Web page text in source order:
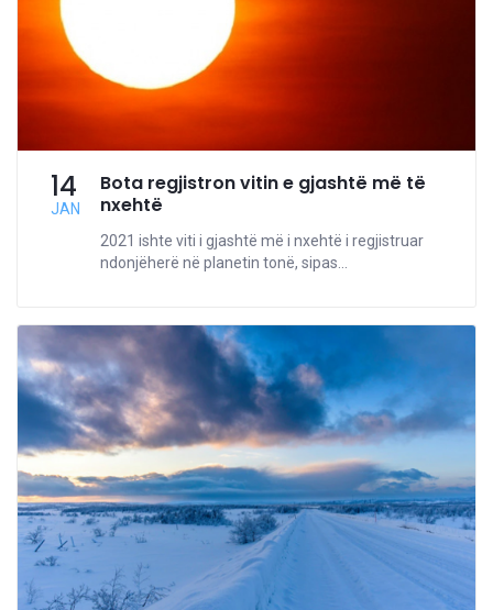
14
JAN
Bota regjistron vitin e gjashtë më të
nxehtë
2021 ishte viti i gjashtë më i nxehtë i regjistruar
ndonjëherë në planetin tonë, sipas...